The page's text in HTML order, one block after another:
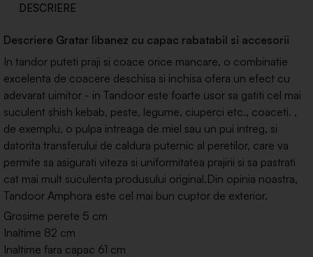
DESCRIERE
Descriere Gratar libanez cu capac rabatabil si accesorii
In tandor puteti praji si coace orice mancare, o combinatie
excelenta de coacere deschisa si inchisa ofera un efect cu
adevarat uimitor - in Tandoor este foarte usor sa gatiti cel mai
suculent shish kebab, peste, legume, ciuperci etc., coaceti. ,
de exemplu, o pulpa intreaga de miel sau un pui intreg, si
datorita transferului de caldura puternic al peretilor, care va
permite sa asigurati viteza si uniformitatea prajirii si sa pastrati
cat mai mult suculenta produsului original.Din opinia noastra,
Tandoor Amphora este cel mai bun cuptor de exterior.
Grosime perete 5 cm
Inaltime 82 cm
Inaltime fara capac 61 cm